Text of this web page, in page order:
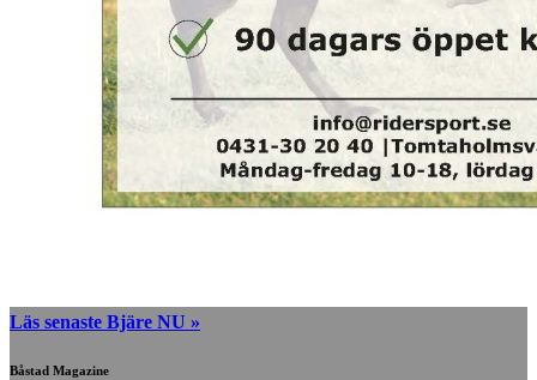
Läs senaste Bjäre NU »
Båstad Magazine